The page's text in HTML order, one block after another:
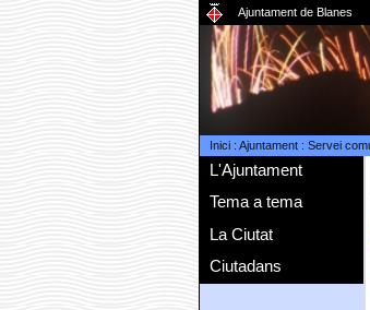
Ajuntament de Blanes
Inici: Ajuntament: Servei
L'Ajuntament
Tema a tema
La Ciutat
Ciutadans